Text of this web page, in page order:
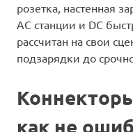
розетка, настенная
AC станции и DC
рассчитан на свои
подзарядки до
как не